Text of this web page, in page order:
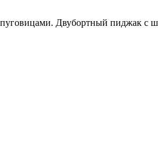
Двубортный пиджак с